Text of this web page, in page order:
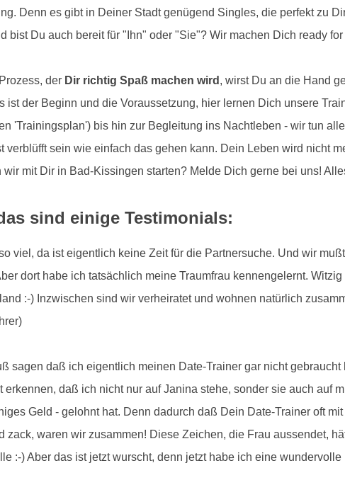
Denn es gibt in Deiner Stadt genügend Singles, die perfekt zu
bist Du auch bereit für "Ihn" oder "Sie"? Wir machen Dich ready
der Dir richtig Spaß machen wird , wirst Du an die Hand
ist der Beginn und die Voraussetzung, hier lernen Dich unsere
'Trainingsplan') bis hin zur Begleitung ins Nachtleben - wir tun
verblüfft sein wie einfach das gehen kann. Dein Leben wird nicht
wir mit Dir in Bad-Kissingen starten? Melde Dich gerne bei uns!
sind einige Testimonials:
viel, da ist eigentlich keine Zeit für die Partnersuche. Und wir
dort habe ich tatsächlich meine Traumfrau kennengelernt.
:-) Inzwischen sind wir verheiratet und wohnen natürlich
sagen daß ich eigentlich meinen Date-Trainer gar nicht
erkennen, daß ich nicht nur auf Janina stehe, sonder sie auch auf
Geld - gelohnt hat. Denn dadurch daß Dein Date-Trainer oft
zack, waren wir zusammen! Diese Zeichen, die Frau aussendet,
:-) Aber das ist jetzt wurscht, denn jetzt habe ich eine